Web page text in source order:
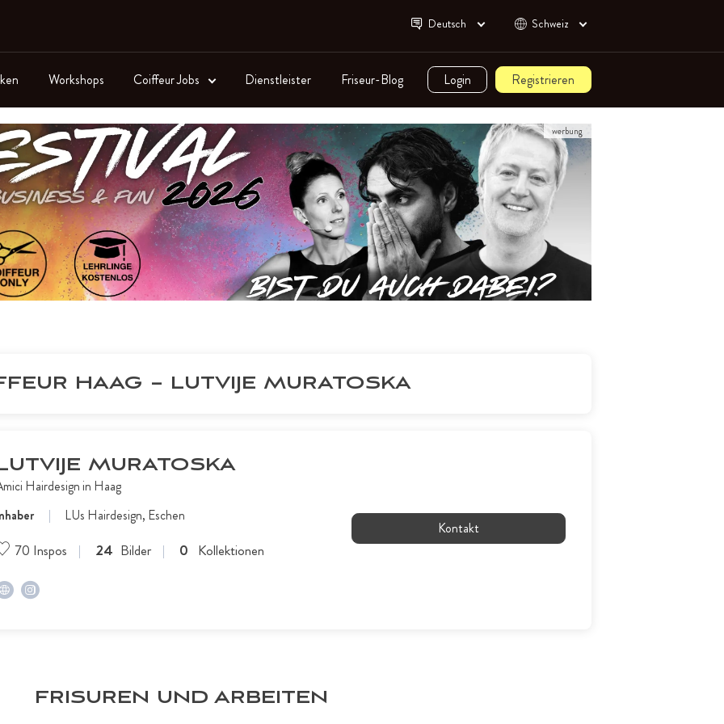
Deutsch Schweiz
Workshops Coiffeur Jobs Dienstleister Friseur-Blog Login Registrieren
werbung
HAAG – LUTVIJE MURATOSKA
MURATOSKA
Hairdesign in Haag
LUs Hairdesign, Eschen
70 Inspos 24 Bilder 0 Kollektionen
Kontakt
FRISUREN UND ARBEITEN